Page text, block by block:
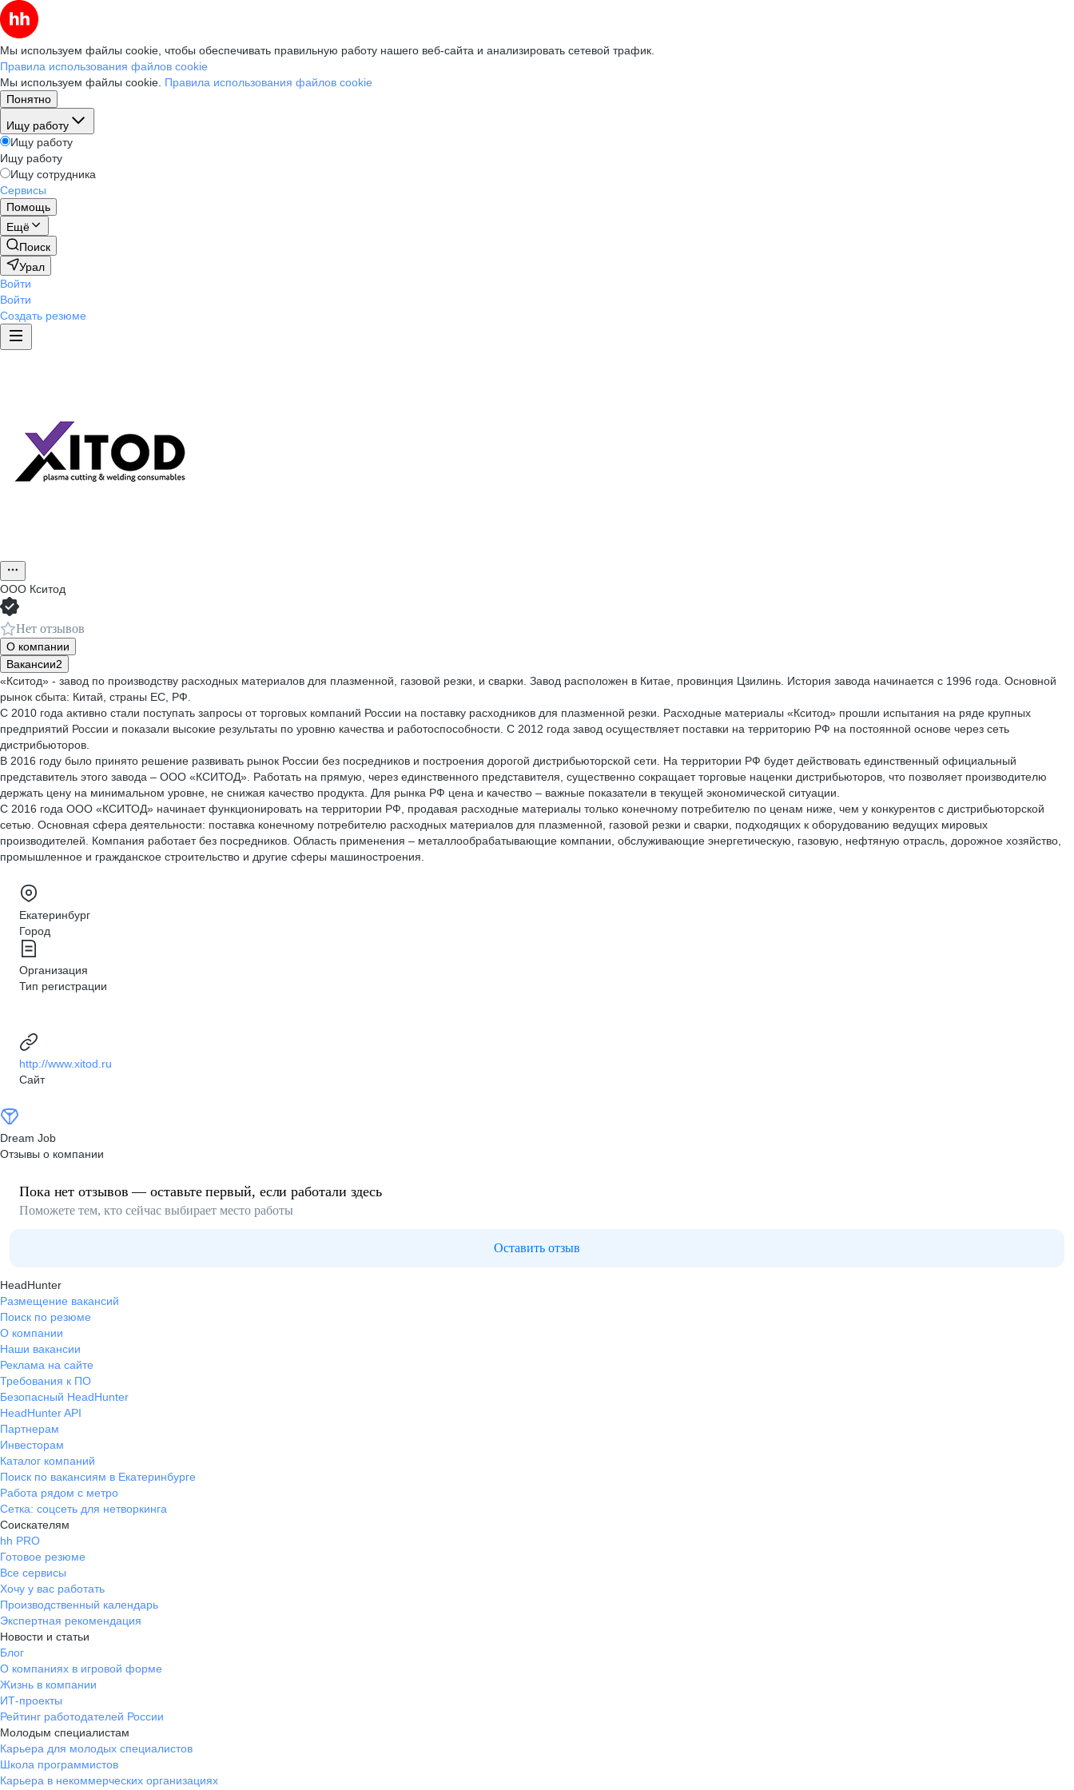
Мы используем файлы cookie, чтобы обеспечивать правильную работу нашего веб-сайта и анализировать сетевой трафик.
Правила использования файлов cookie
Мы используем файлы cookie. Правила использования файлов cookie
Понятно
Ищу работу
Ищу работу
Ищу работу
Ищу сотрудника
Сервисы
Помощь
Ещё
Поиск
Урал
Войти
Войти
Создать резюме
ООО Кситод
Нет отзывов
О компании
Вакансии2
«Кситод» - завод по производству расходных материалов для плазменной, газовой резки, и сварки. Завод расположен в Китае, провинция Цзилинь. История завода начинается с 1996 года. Основной
рынок сбыта: Китай, страны ЕС, РФ.
С 2010 года активно стали поступать запросы от торговых компаний России на поставку расходников для плазменной резки. Расходные материалы «Кситод» прошли испытания на ряде крупных
предприятий России и показали высокие результаты по уровню качества и работоспособности. С 2012 года завод осуществляет поставки на территорию РФ на постоянной основе через сеть
дистрибьюторов.
В 2016 году было принято решение развивать рынок России без посредников и построения дорогой дистрибьюторской сети. На территории РФ будет действовать единственный официальный
представитель этого завода – ООО «КСИТОД». Работать на прямую, через единственного представителя, существенно сокращает торговые наценки дистрибьюторов, что позволяет производителю
держать цену на минимальном уровне, не снижая качество продукта. Для рынка РФ цена и качество – важные показатели в текущей экономической ситуации.
С 2016 года ООО «КСИТОД» начинает функционировать на территории РФ, продавая расходные материалы только конечному потребителю по ценам ниже, чем у конкурентов с дистрибьюторской
сетью. Основная сфера деятельности: поставка конечному потребителю расходных материалов для плазменной, газовой резки и сварки, подходящих к оборудованию ведущих мировых
производителей. Компания работает без посредников. Область применения – металлообрабатывающие компании, обслуживающие энергетическую, газовую, нефтяную отрасль, дорожное хозяйство,
промышленное и гражданское строительство и другие сферы машиностроения.
Екатеринбург
Город
Организация
Тип регистрации
http://www.xitod.ru
Сайт
Dream Job
Отзывы о компании
Пока нет отзывов — оставьте первый, если работали здесь
Поможете тем, кто сейчас выбирает место работы
Оставить отзыв
HeadHunter
Размещение вакансий
Поиск по резюме
О компании
Наши вакансии
Реклама на сайте
Требования к ПО
Безопасный HeadHunter
HeadHunter API
Партнерам
Инвесторам
Каталог компаний
Поиск по вакансиям в Екатеринбурге
Работа рядом с метро
Сетка: соцсеть для нетворкинга
Соискателям
hh PRO
Готовое резюме
Все сервисы
Хочу у вас работать
Производственный календарь
Экспертная рекомендация
Новости и статьи
Блог
О компаниях в игровой форме
Жизнь в компании
ИТ-проекты
Рейтинг работодателей России
Молодым специалистам
Карьера для молодых специалистов
Школа программистов
Карьера в некоммерческих организациях